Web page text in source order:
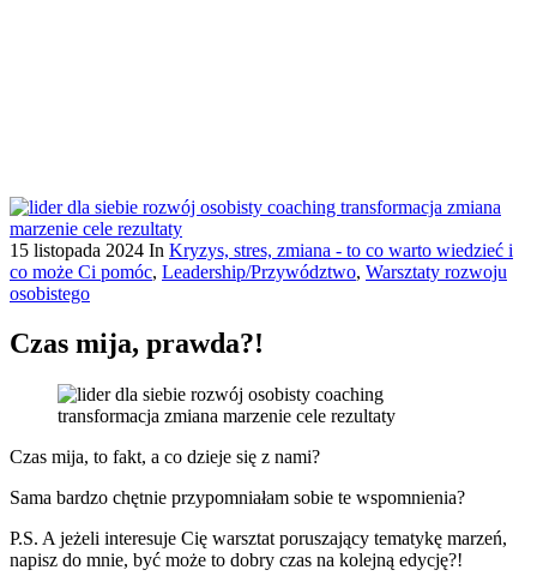
15 listopada 2024 In Kryzys, stres, zmiana - to co warto wiedzieć i
co może Ci pomóc, Leadership/Przywództwo, Warsztaty rozwoju
osobistego
Czas mija, prawda?!
Czas mija, to fakt, a co dzieje się z nami?
Sama bardzo chętnie przypomniałam sobie te wspomnienia?
P.S. A jeżeli interesuje Cię warsztat poruszający tematykę marzeń,
napisz do mnie, być może to dobry czas na kolejną edycję?!